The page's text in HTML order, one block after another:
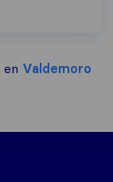
en Valdemoro